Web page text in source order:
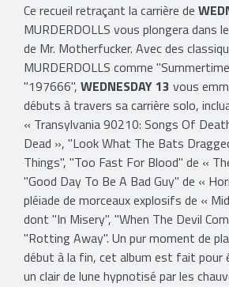
Ce recueil retraçant la carrière de
MURDERDOLLS vous plongera dans
de Mr. Motherfucker. Avec des
MURDERDOLLS comme
"197666", WEDNESDAY 13 vous
débuts à travers sa carrière solo,
« Transylvania 90210: Songs Of
Dead », "Look What The Bats
Things", "Too Fast For Blood" de «
"Good Day To Be A Bad Guy" de «
pléiade de morceaux explosifs de «
dont "In Misery", "When The Devil
"Rotting Away". Un pur moment de
début à la fin, cet album est fait pour
un clair de lune hypnotisé par les